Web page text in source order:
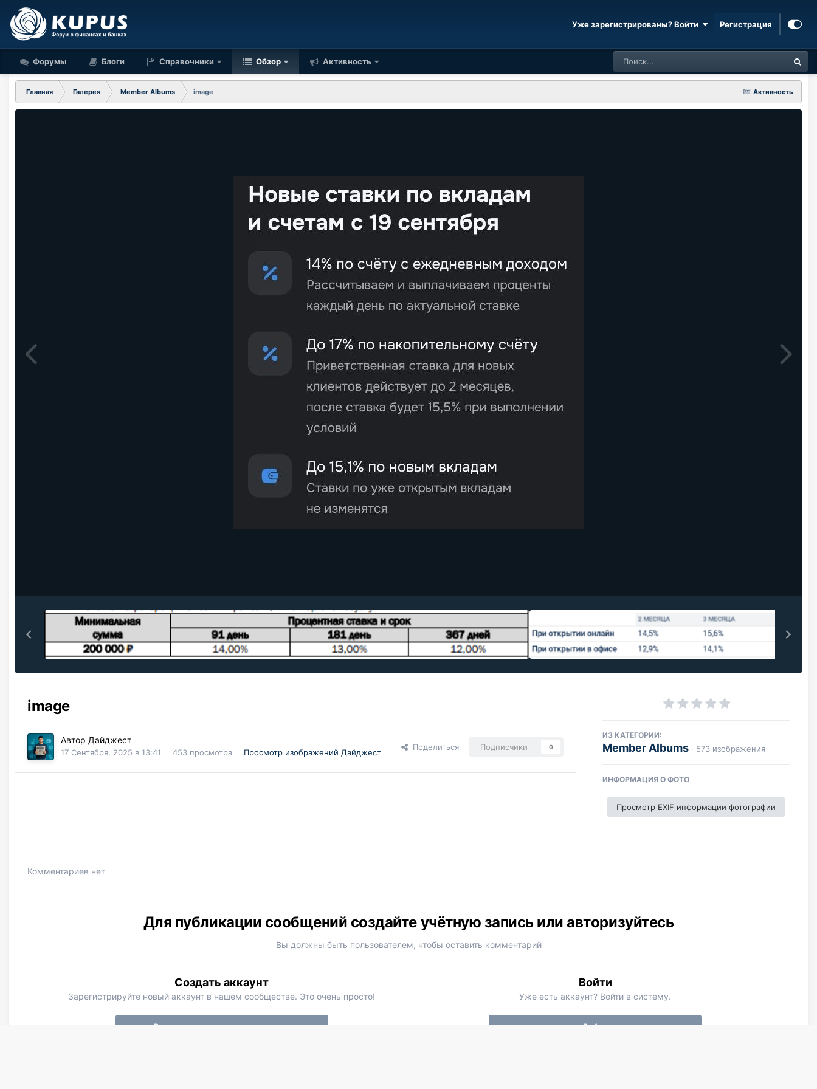
Уже зарегистрированы? Войти Регистрация
Форумы Блоги Справочники Обзор Активность
Активность
Главная Галерея Member Albums image
image
Автор Дайджест
17 Сентября, 2025 в 13:41 453 просмотра Просмотр изображений Дайджест
Поделиться Подписчики 0
ИЗ КАТЕГОРИИ:
Member Albums · 573 изображения
ИНФОРМАЦИЯ О ФОТО
Просмотр EXIF информации фотографии
Комментариев нет
Для публикации сообщений создайте учётную запись или авторизуйтесь
Вы должны быть пользователем, чтобы оставить комментарий
Создать аккаунт
Зарегистрируйте новый аккаунт в нашем сообществе. Это очень просто!
Регистрация нового пользователя
Войти
Уже есть аккаунт? Войти в систему.
Войти